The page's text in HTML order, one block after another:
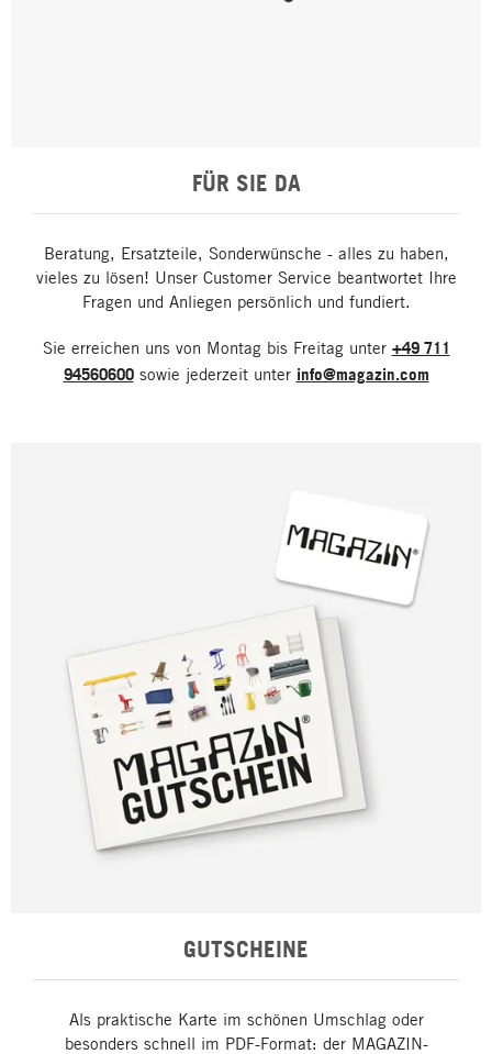
FÜR SIE DA
Beratung, Ersatzteile, Sonderwünsche - alles zu haben,
vieles zu lösen! Unser Customer Service beantwortet Ihre
Fragen und Anliegen persönlich und fundiert.
Sie erreichen uns von Montag bis Freitag unter +49 711
94560600sowie jederzeit unter info@magazin.com
GUTSCHEINE
Als praktische Karte im schönen Umschlag oder
besonders schnell im PDF-Format: der MAGAZIN-